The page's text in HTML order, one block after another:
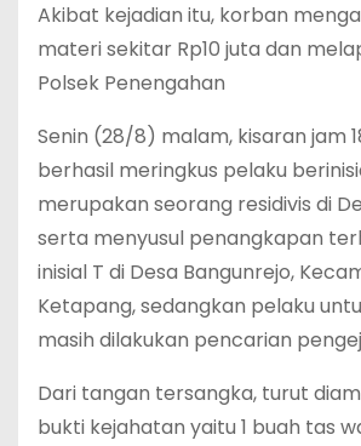
Akibat kejadian itu, korban
materi sekitar Rp10 juta dan
Polsek Penengahan
Senin (28/8) malam, kisaran jam
berhasil meringkus pelaku
merupakan seorang residivis di
serta menyusul penangkapan
inisial T di Desa Bangunrejo,
Ketapang, sedangkan pelaku
masih dilakukan pencarian
Dari tangan tersangka, turut
bukti kejahatan yaitu 1 buah tas